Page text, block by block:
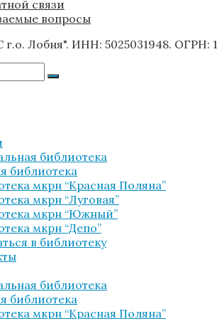
связи
вопросы
Лобня". ИНН: 5025031948. ОГРН:
библиотека
библиотека
мкрн “Красная Поляна”
мкрн “Луговая”
мкрн “Южный”
мкрн “Депо”
в библиотеку
библиотека
библиотека
мкрн “Красная Поляна”